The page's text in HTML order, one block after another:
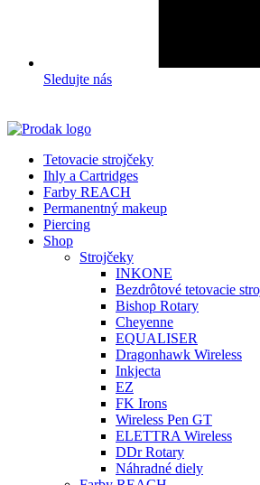
Sledujte nás
Tetovacie strojčeky
Ihly a Cartridges
Farby REACH
Permanentný makeup
Piercing
Shop
Strojčeky
INKONE
Bezdrôtové tetovacie
Bishop Rotary
Cheyenne
EQUALISER
Dragonhawk Wireless
Inkjecta
EZ
FK Irons
Wireless Pen GT
ELETTRA Wireless
DDr Rotary
Náhradné diely